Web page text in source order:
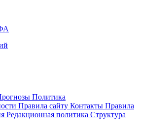
Политика
Правила сайту Контакты Правила
Редакционная политика Структура